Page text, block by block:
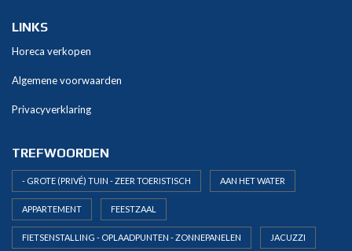
LINKS
Horeca verkopen
Algemene voorwaarden
Privacyverklaring
TREFWOORDEN
- GROTE (PRIVÉ) TUIN - ZEER TOERISTISCH AAN HET WATER
APPARTEMENT FEESTZAAL
FIETSENSTALLING - OPLAADPUNTEN - ZONNEPANELEN JACUZZI